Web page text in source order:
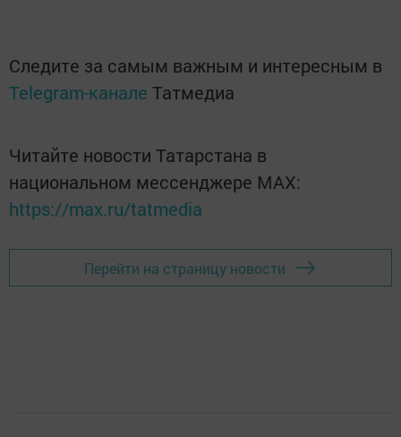
Следите за самым важным и интересным в
Telegram-канале Татмедиа
Читайте новости Татарстана в
национальном мессенджере MАХ:
https://max.ru/tatmedia
Перейти на страницу новости